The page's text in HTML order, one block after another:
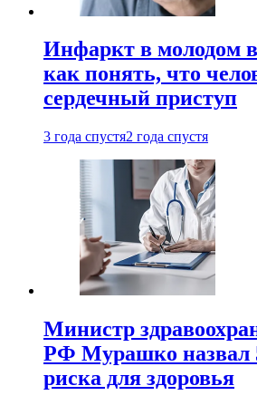
Инфаркт в молодом
как понять, что
сердечный приступ
3 года спустя2 года спустя
Министр
РФ Мурашко назвал
риска для здоровья